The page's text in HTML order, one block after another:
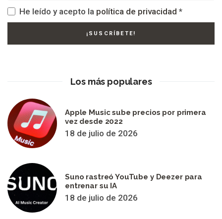
He leído y acepto la política de privacidad *
Los más populares
Apple Music sube precios por primera
vez desde 2022
18 de julio de 2026
Suno rastreó YouTube y Deezer para
entrenar su IA
18 de julio de 2026